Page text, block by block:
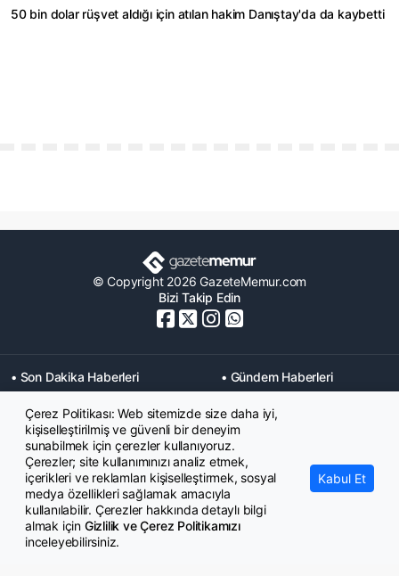
50 bin dolar rüşvet aldığı için atılan hakim Danıştay'da da kaybetti
© Copyright 2026 GazeteMemur.com
Bizi Takip Edin
• Son Dakika Haberleri
• Gündem Haberleri
• Memurlar Haberleri
• KPSS Haberleri
• Ekonomi Haberleri
• Eğitim Haberleri
• Yaşam Haberleri
• Maaş Verileri Haberleri
• Mahkeme Kararları
Haberleri
Çerez Politikası: Web sitemizde size daha iyi,
kişiselleştirilmiş ve güvenli bir deneyim
sunabilmek için çerezler kullanıyoruz.
Çerezler; site kullanımınızı analiz etmek,
içerikleri ve reklamları kişiselleştirmek, sosyal
medya özellikleri sağlamak amacıyla
kullanılabilir. Çerezler hakkında detaylı bilgi
almak için Gizlilik ve Çerez Politikamızı
inceleyebilirsiniz.
Kabul Et